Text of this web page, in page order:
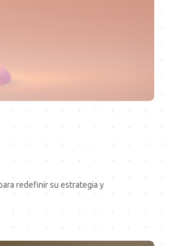
redefinir su estrategia y